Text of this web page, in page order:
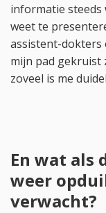
informatie steeds
weet te
assistent-dokters
mijn pad gekruist
zoveel is me
En wat als
weer
verwacht?